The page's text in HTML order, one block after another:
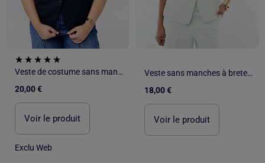
Veste de costume sans manches unie
20,00 €
Voir le produit
Exclu Web
Veste sans manches à bretelles
18,00 €
Voir le produit